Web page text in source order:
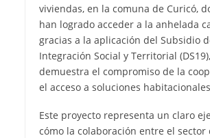
viviendas, en la comuna de Curicó,
han logrado acceder a la anhelada
gracias a la aplicación del Subsidio
Integración Social y Territorial
demuestra el compromiso de la
el acceso a soluciones
Este proyecto representa un claro
cómo la colaboración entre el sector